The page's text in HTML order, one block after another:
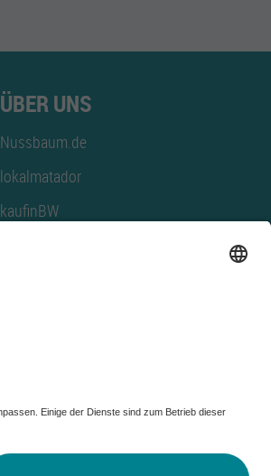
ÜBER UNS
Nussbaum.de
lokalmatador
kaufinBW